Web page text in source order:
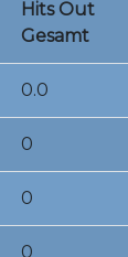
Hits Out
Gesamt
0.0
0
0
0